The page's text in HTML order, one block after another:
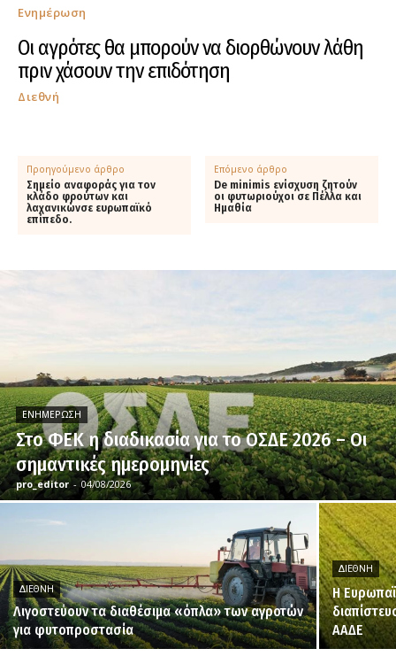
Ενημέρωση
Οι αγρότες θα μπορούν να διορθώνουν λάθη
πριν χάσουν την επιδότηση
Διεθνή
Προηγούμενο άρθρο
Σημείο αναφοράς για τον
κλάδο φρούτων και
λαχανικώνσε ευρωπαϊκό
επίπεδο.
Επόμενο άρθρο
De minimis ενίσχυση ζητούν
οι φυτωριούχοι σε Πέλλα και
Ημαθία
ΕΝΗΜΈΡΩΣΗ
Στο ΦΕΚ η διαδικασία για το ΟΣΔΕ 2026 – Οι
σημαντικές ημερομηνίες
pro_editor - 04/08/2026
ΔΙΕΘΝΉ
Λιγοστεύουν τα διαθέσιμα «όπλα» των αγροτών
για φυτοπροστασία
ΔΙΕΘΝΉ
H
ΑΑΔΕ